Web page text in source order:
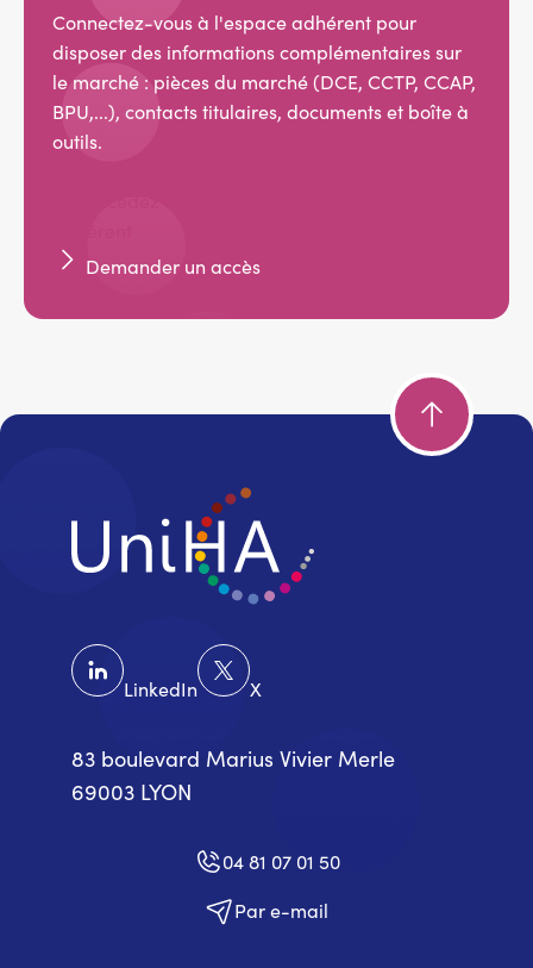
Connectez-vous à l'espace adhérent pour
disposer des informations complémentaires sur
le marché : pièces du marché (DCE, CCTP, CCAP,
BPU,...), contacts titulaires, documents et boîte à
outils.
Demander un accès
LinkedIn X
83 boulevard Marius Vivier Merle
69003 LYON
04 81 07 01 50
Par e-mail